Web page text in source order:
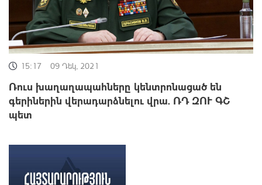
15:17 09 Դեկ, 2021
Ռուս խաղաղապահները կենտրոնացած են
գերիներին վերադարձնելու վրա. ՌԴ ԶՈՒ ԳՇ
պետ